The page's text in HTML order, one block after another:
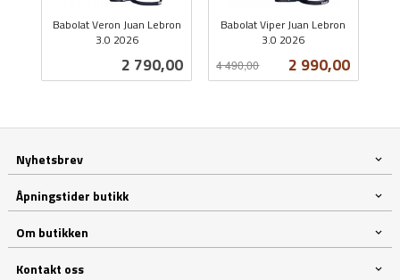
Babolat Veron Juan Lebron
3.0 2026
Pris
2 790,00
Babolat Viper Juan Lebron
3.0 2026
Tilbud
2 990,00
4 490,00
mva.
Nyhetsbrev
Åpningstider butikk
Om butikken
Kontakt oss